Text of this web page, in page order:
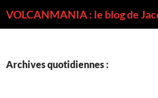
Archives quotidiennes :